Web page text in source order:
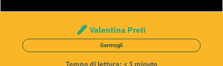
Valentina Preti
Germogli
Tempo di lettura: < 1 minuto